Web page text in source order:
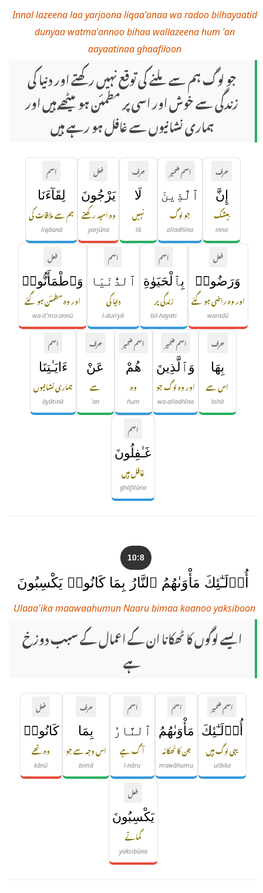
Innal lazeena laa yarjoona liqaa'anaa wa radoo bilhayaatid
dunyaa watma'annoo bihaa wallazeena hum 'an
aayaatinaa ghaafiloon
جو لوگ ہم سے ملنے کی توقع نہیں رکھتے اور دنیا کی
زندگی سے خوش اور اسی پر مطمئن ہو بیٹھے ہیں اور
ہماری نشانیوں سے غافل ہو رہے ہیں
حرف
إِنَّ
بیشک
inna
اسم ضمیر
ٱلَّذِينَ
جو لوگ
alladhīna
حرف
لَا
نہیں
lā
فعل
يَرْجُونَ
وہ امید رکھتے
yarjūna
اسم
لِقَآءَنَا
ہم سے ملاقات کی
liqāanā
فعل
وَرَضُوا۟
اور وہ راضی ہو گئے
waraḍū
اسم
بِٱلْحَيَوٰةِ
زندگی پر
bil-ḥayati
اسم
ٱلدُّنْيَا
دنیا کی
l-dun'yā
فعل
وَٱطْمَأَنُّوا۟
اور وہ مطمئن ہو گئے
wa-iṭ'ma-annū
حرف
بِهَا
اس سے
bihā
اسم ضمیر
وَٱلَّذِينَ
اور وہ لوگ جو
wa-alladhīna
اسم ضمیر
هُمْ
وہ
hum
حرف
عَنْ
سے
ʿan
اسم
ءَايَـٰتِنَا
ہماری نشانیوں
āyātinā
اسم
غَـٰفِلُونَ
غافل ہیں
ghāfilūna
10:8
أُو۟لَـٰٓئِكَ مَأْوَىٰهُمُ ٱلنَّارُ بِمَا كَانُوا۟ يَكْسِبُونَ
Ulaaa'ika maawaahumun Naaru bimaa kaanoo yaksiboon
ایسے لوگوں کا ٹھکانا ان کے اعمال کے سبب دوزخ
ہے
اسم ضمیر
أُو۟لَـٰٓئِكَ
یہی لوگ ہیں
ulāika
اسم
مَأْوَىٰهُمُ
جن کا ٹھکانہ
mawāhumu
اسم
ٱلنَّارُ
آگ ہے
l-nāru
حرف
بِمَا
اس وجہ سے جو
bimā
فعل
كَانُوا۟
وہ تھے
kānū
فعل
يَكْسِبُونَ
کماتے
yaksibūna